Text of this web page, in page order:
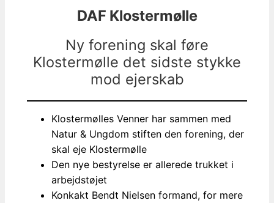
DAF Klostermølle
Ny forening skal føre
Klostermølle det sidste stykke
mod ejerskab
Klostermølles Venner har sammen med
Natur & Ungdom stiften den forening, der
skal eje Klostermølle
Den nye bestyrelse er allerede trukket i
arbejdstøjet
Konkakt Bendt Nielsen formand, for mere